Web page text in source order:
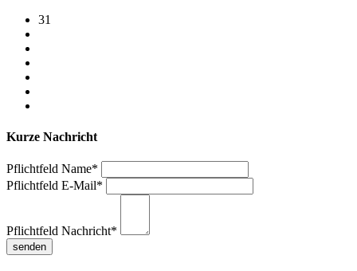
31
Kurze Nachricht
Pflichtfeld Name*
Pflichtfeld E-Mail*
Pflichtfeld Nachricht*